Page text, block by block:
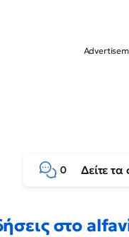
0 Δείτε τα
στο